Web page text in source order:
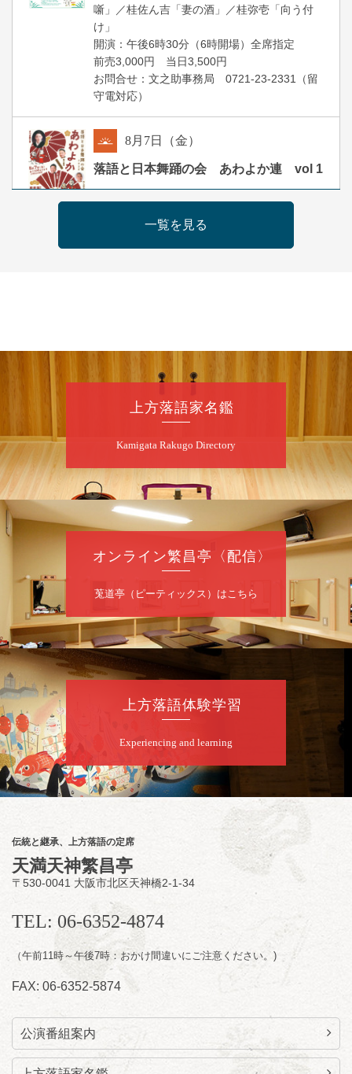
噺」／桂佐ん吉「妻の酒」／桂弥壱「向う付
け」
開演：午後6時30分（6時開場）全席指定
前売3,000円 当日3,500円
お問合せ：文之助事務局 0721-23-2331（留
守電対応）
8月 7日（金）
落語と日本舞踊の会 あわよか連 vol 1
開演：午前10時（9時30分開場）
前売2,500円 当日3,000円
桂二豆／露の瑞／桂きん太郎／いわみせいじ
（似顔絵）／笑福亭笑利／桂文太～仲入～露
の眞／笑福亭仁福／幸助福助（漫才）／桂春
★菟道亭 配信あり
8月7日（金）
噺家が落語と芝居をしてみる会
桂米之助／桂団治郎／桂弥太郎／桂米舞／是
開演：午後6時30分（6時開場）全席指定
お問合せ：米朝事務所 06-6365-8281（平日
10時～18時）
★菟道亭配信あり
入はこちらをクリック
8月8日（土）
第2回 智之介・力造 二人会
笑福亭智之介「昭和任侠伝」「天王寺詣り」
／桂力造「桃太郎」「本膳」／桂二豆「開口
開演：午前10時（9時30分 開場
）
前売2,000円 当日 2,500円
お問合せ：智之介・力造 二人会事務局 090-
7762-6268
一覧を見る
上方落語家名鑑
Kamigata Rakugo Directory
オンライン繁昌亭〈配信〉
莵道亭（ピーティックス）はこちら
上方落語体験学習
Experiencing and learning
伝統と継承、上方落語の定席
天満天神繁昌亭
〒530-0041 大阪市北区天神橋2-1-34
TEL: 06-6352-4874
（午前11時～午後7時：おかけ間違いにご注意ください。)
FAX: 06-6352-5874
公演番組案内